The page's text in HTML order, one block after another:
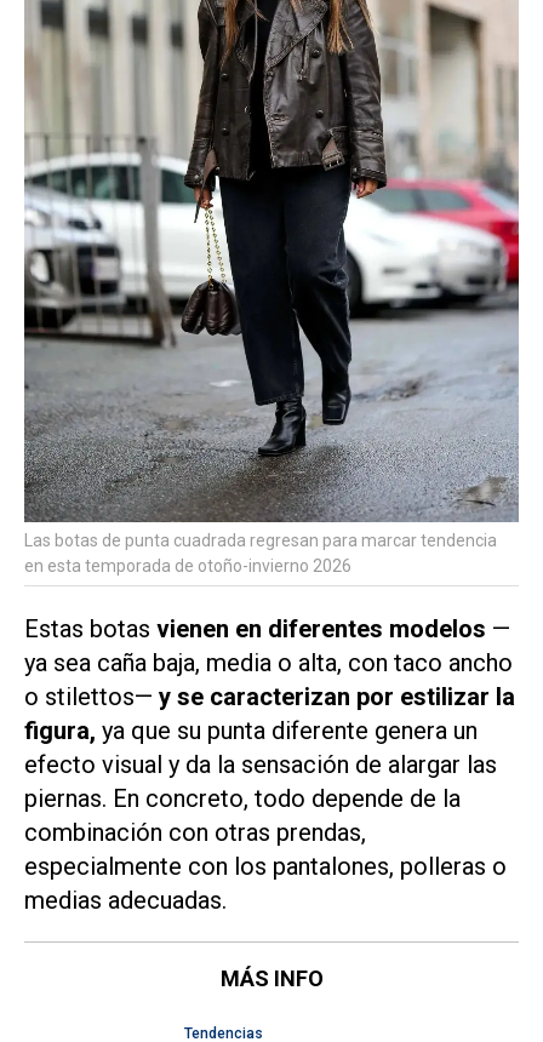
Las botas de punta cuadrada regresan para marcar tendencia
en esta temporada de otoño-invierno 2026
Estas botas vienen en diferentes modelos —
ya sea caña baja, media o alta, con taco ancho
o stilettos— y se caracterizan por estilizar la
figura, ya que su punta diferente genera un
efecto visual y da la sensación de alargar las
piernas. En concreto, todo depende de la
combinación con otras prendas,
especialmente con los pantalones, polleras o
medias adecuadas.
MÁS INFO
Tendencias